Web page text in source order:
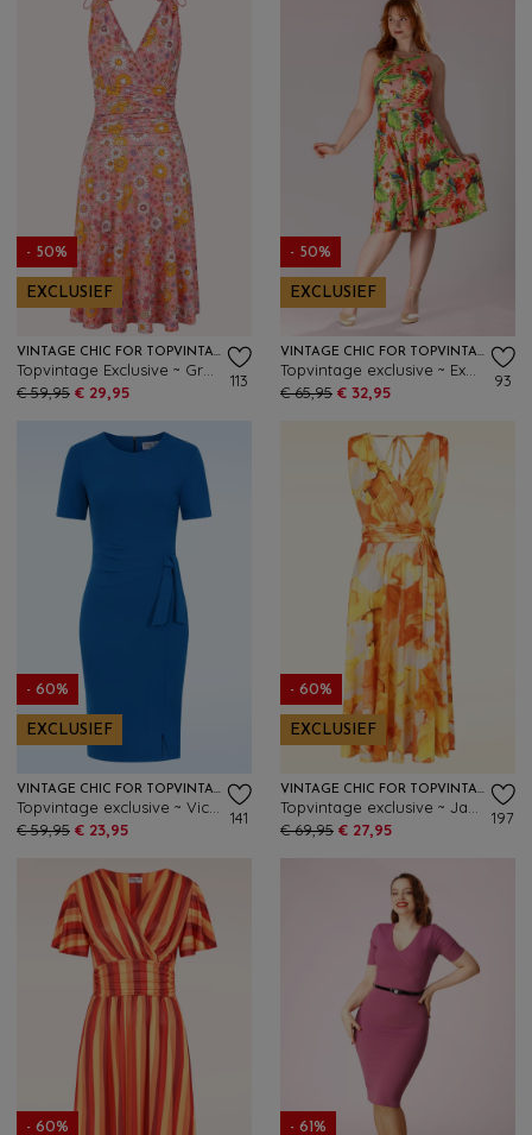
- 50%
EXCLUSIEF
VINTAGE CHIC FOR TOPVINTAGE
€ 59,95 € 29,95
113
- 50%
EXCLUSIEF
VINTAGE CHIC FOR TOPVINTAGE
€ 65,95 € 32,95
93
- 60%
EXCLUSIEF
VINTAGE CHIC FOR TOPVINTAGE
€ 59,95 € 23,95
141
- 60%
EXCLUSIEF
VINTAGE CHIC FOR TOPVINTAGE
€ 69,95 € 27,95
197
- 60% - 61%